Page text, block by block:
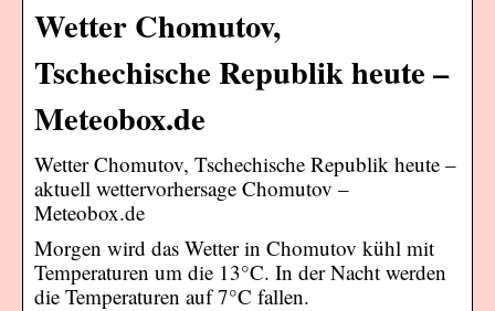
Wetter Chomutov,
Tschechische Republik heute –
Meteobox.de
Wetter Chomutov, Tschechische Republik heute –
aktuell wettervorhersage Chomutov –
Meteobox.de
Morgen wird das Wetter in Chomutov kühl mit
Temperaturen um die 13°C. In der Nacht werden
die Temperaturen auf 7°C fallen.